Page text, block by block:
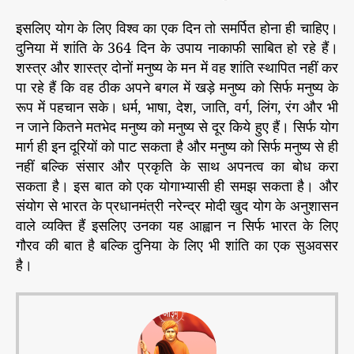
इसलिए योग के लिए विश्व का एक दिन तो समर्पित होना ही चाहिए।
दुनिया में शांति के 364 दिन के उपाय नाकाफी साबित हो रहे हैं।
शस्त्र और शास्त्र दोनों मनुष्य के मन में वह शांति स्थापित नहीं कर
पा रहे हैं कि वह ठीक अपने बगल में खड़े मनुष्य को सिर्फ मनुष्य के
रूप में पहचान सके। धर्म, भाषा, देश, जाति, वर्ग, लिंग, रंग और भी
न जाने कितने मतभेद मनुष्य को मनुष्य से दूर किये हुए हैं। सिर्फ योग
मार्ग ही इन दूरियों को पाट सकता है और मनुष्य को सिर्फ मनुष्य से ही
नहीं बल्कि संसार और प्रकृति के साथ अपनत्व का बोध करा
सकता है। इस बात को एक योगाभ्यासी ही समझ सकता है। और
संयोग से भारत के प्रधानमंत्री नरेन्द्र मोदी खुद योग के अनुशासन
वाले व्यक्ति हैं इसलिए उनका यह आह्वान न सिर्फ भारत के लिए
गौरव की बात है बल्कि दुनिया के लिए भी शांति का एक सुअवसर
है।